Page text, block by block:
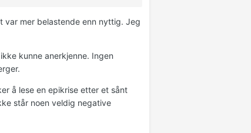
var mer belastende enn nyttig. Jeg
kunne anerkjenne. Ingen
å lese en epikrise etter et sånt
står noen veldig negative